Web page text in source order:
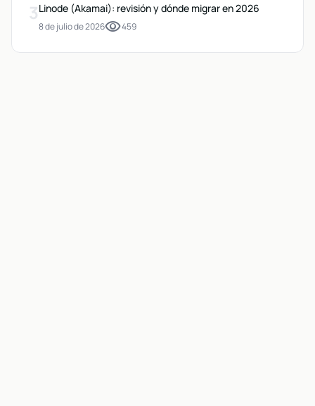
3Linode (Akamai): revisión y dónde migrar en 2026
8 de julio de 2026visibility459